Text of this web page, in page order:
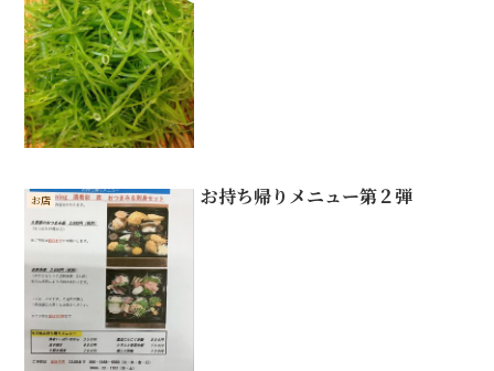
お店 お持ち帰りメニュー第２弾